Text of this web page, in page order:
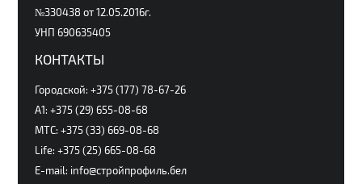
№330438 от 12.05.2016г.
УНП 690635405
КОНТАКТЫ
Городской: +375 (177) 78-67-26
А1: +375 (29) 655-08-68
МТС: +375 (33) 669-08-68
Life: +375 (25) 665-08-68
E-mail: info@стройпрофиль.бел